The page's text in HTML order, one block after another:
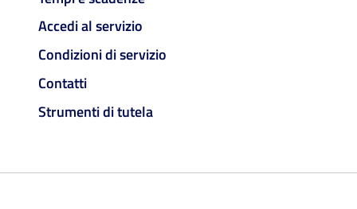
Accedi al servizio
Condizioni di servizio
Contatti
Strumenti di tutela